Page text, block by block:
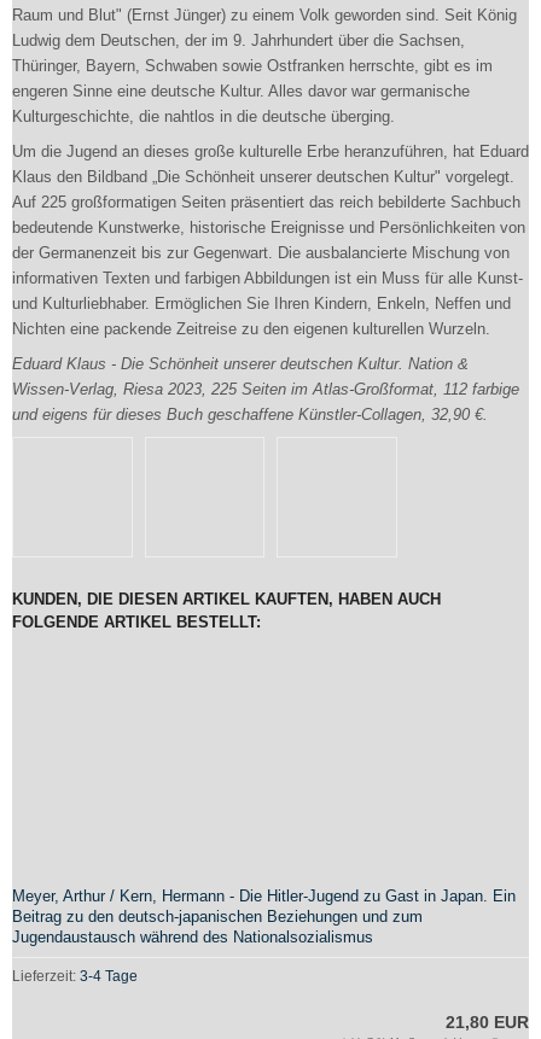
Raum und Blut" (Ernst Jünger) zu einem Volk geworden sind. Seit König
Ludwig dem Deutschen, der im 9. Jahrhundert über die Sachsen,
Thüringer, Bayern, Schwaben sowie Ostfranken herrschte, gibt es im
engeren Sinne eine deutsche Kultur. Alles davor war germanische
Kulturgeschichte, die nahtlos in die deutsche überging.
Um die Jugend an dieses große kulturelle Erbe heranzuführen, hat Eduard
Klaus den Bildband „Die Schönheit unserer deutschen Kultur" vorgelegt.
Auf 225 großformatigen Seiten präsentiert das reich bebilderte Sachbuch
bedeutende Kunstwerke, historische Ereignisse und Persönlichkeiten von
der Germanenzeit bis zur Gegenwart. Die ausbalancierte Mischung von
informativen Texten und farbigen Abbildungen ist ein Muss für alle Kunst-
und Kulturliebhaber. Ermöglichen Sie Ihren Kindern, Enkeln, Neffen und
Nichten eine packende Zeitreise zu den eigenen kulturellen Wurzeln.
Eduard Klaus - Die Schönheit unserer deutschen Kultur. Nation &
Wissen-Verlag, Riesa 2023, 225 Seiten im Atlas-Großformat, 112 farbige
und eigens für dieses Buch geschaffene Künstler-Collagen, 32,90 €.
KUNDEN, DIE DIESEN ARTIKEL KAUFTEN, HABEN AUCH
FOLGENDE ARTIKEL BESTELLT:
Meyer, Arthur / Kern, Hermann - Die Hitler-Jugend zu Gast in Japan. Ein
Beitrag zu den deutsch-japanischen Beziehungen und zum
Jugendaustausch während des Nationalsozialismus
Lieferzeit: 3-4 Tage
21,80 EUR